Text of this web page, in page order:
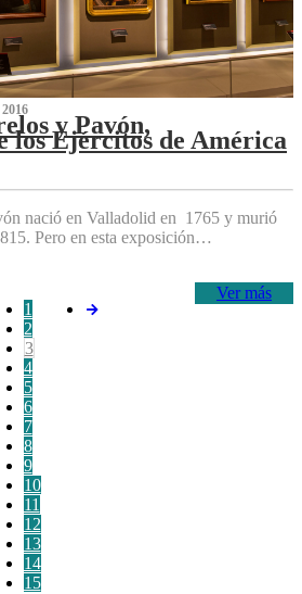
y Pavón,
los Ejércitos de América
nació en Valladolid en 1765 y murió
Pero en esta exposición…
Ver más
1
2
3
4
5
6
7
8
9
10
11
12
13
14
15